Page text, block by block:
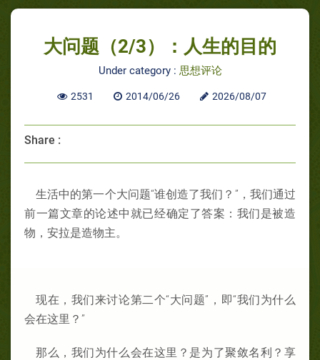
大问题（2/3）：人生的目的
Under category : 思想评论
2531 2014/06/26 2026/08/07
Share :
生活中的第一个大问题“谁创造了我们？”，我们通过
前一篇文章的论述中就已经确定了答案：我们是被造
物，安拉是造物主。
现在，我们来讨论第二个“大问题”，即“我们为什么
会在这里？”
那么，我们为什么会在这里？是为了聚敛名利？享